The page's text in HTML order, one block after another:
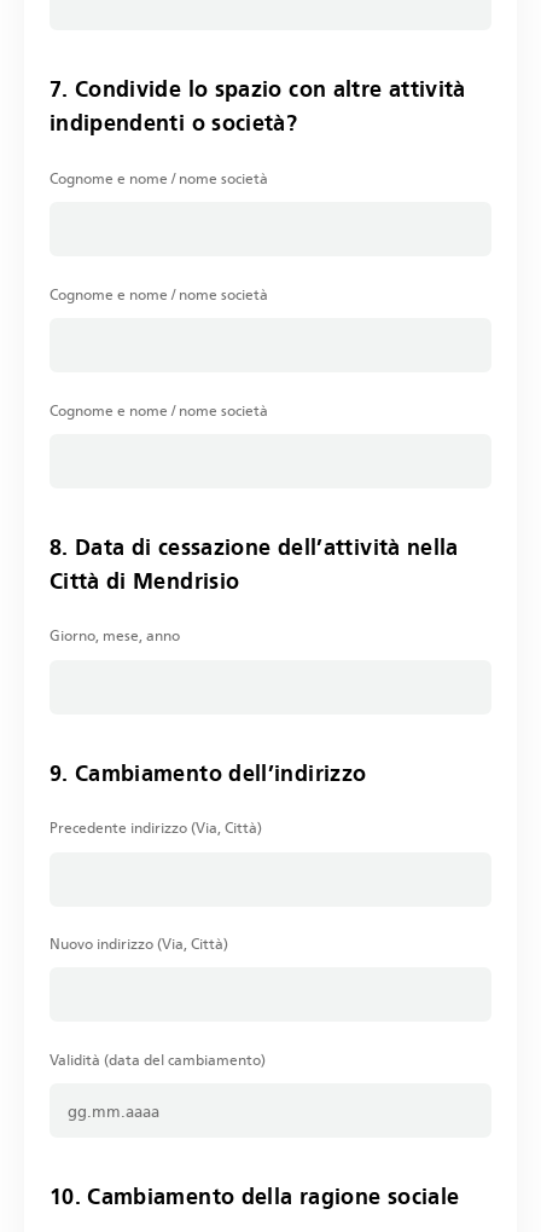
7. Condivide lo spazio con altre attività
indipendenti o società?
Cognome e nome / nome società
Cognome e nome / nome società
Cognome e nome / nome società
8. Data di cessazione dell’attività nella
Città di Mendrisio
Giorno, mese, anno
9. Cambiamento dell’indirizzo
Precedente indirizzo (Via, Città)
Nuovo indirizzo (Via, Città)
Validità (data del cambiamento)
10. Cambiamento della ragione sociale